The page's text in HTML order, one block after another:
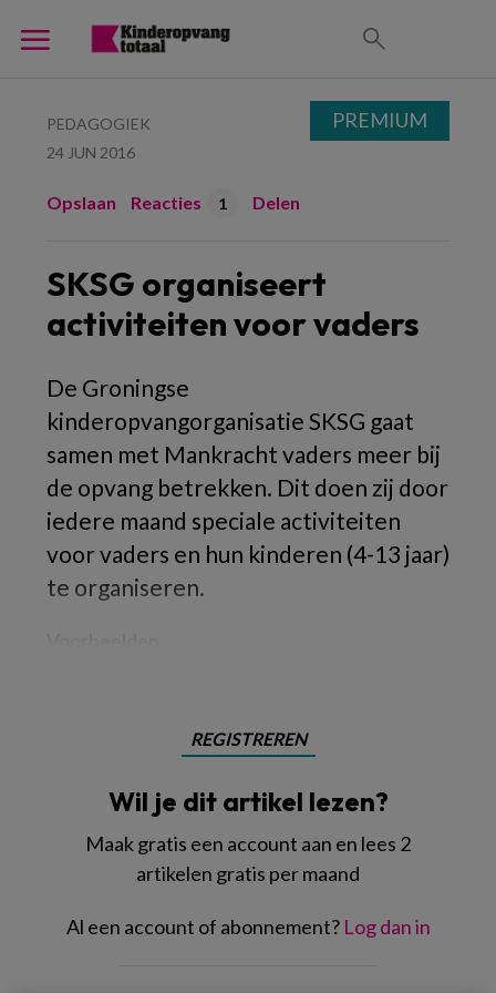
PEDAGOGIEK
24 JUN 2016
Opslaan Reacties 1 Delen
SKSG organiseert
activiteiten voor vaders
De Groningse
kinderopvangorganisatie SKSG gaat
samen met Mankracht vaders meer bij
de opvang betrekken. Dit doen zij door
iedere maand speciale activiteiten
voor vaders en hun kinderen (4-13 jaar)
te organiseren.
REGISTREREN
Wil je dit artikel lezen?
Maak gratis een account aan en lees 2
artikelen gratis per maand
Al een account of abonnement? Log dan in
PREMIUM